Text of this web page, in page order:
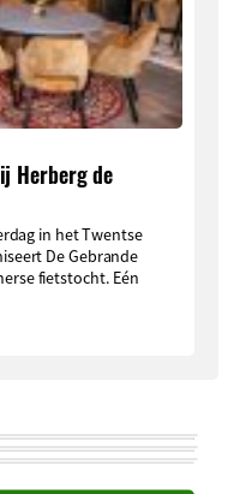
Herberg de
in het Twentse
De Gebrande
fietstocht. Eén